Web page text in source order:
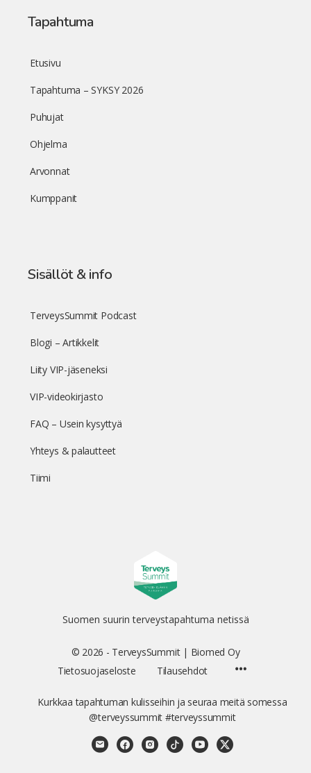
Tapahtuma
Etusivu
Tapahtuma – SYKSY 2026
Puhujat
Ohjelma
Arvonnat
Kumppanit
Sisällöt & info
TerveysSummit Podcast
Blogi – Artikkelit
Liity VIP-jäseneksi
VIP-videokirjasto
FAQ – Usein kysyttyä
Yhteys & palautteet
Tiimi
Suomen suurin terveystapahtuma netissä
© 2026 - TerveysSummit | Biomed Oy
Tietosuojaseloste
Tilausehdot
Kurkkaa tapahtuman kulisseihin ja seuraa meitä somessa
@terveyssummit #terveyssummit